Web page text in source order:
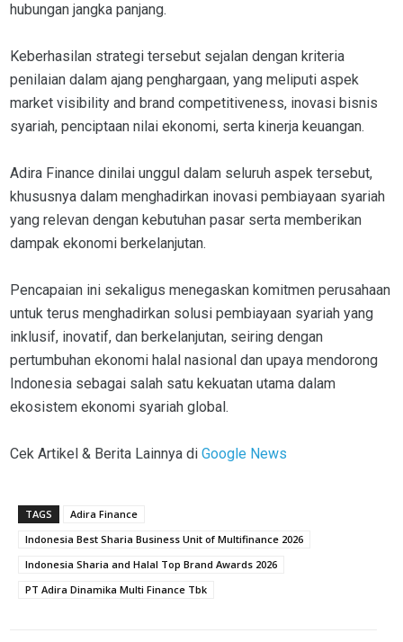
hubungan jangka panjang.
Keberhasilan strategi tersebut sejalan dengan kriteria
penilaian dalam ajang penghargaan, yang meliputi aspek
market visibility and brand competitiveness, inovasi bisnis
syariah, penciptaan nilai ekonomi, serta kinerja keuangan.
Adira Finance dinilai unggul dalam seluruh aspek tersebut,
khususnya dalam menghadirkan inovasi pembiayaan syariah
yang relevan dengan kebutuhan pasar serta memberikan
dampak ekonomi berkelanjutan.
Pencapaian ini sekaligus menegaskan komitmen perusahaan
untuk terus menghadirkan solusi pembiayaan syariah yang
inklusif, inovatif, dan berkelanjutan, seiring dengan
pertumbuhan ekonomi halal nasional dan upaya mendorong
Indonesia sebagai salah satu kekuatan utama dalam
ekosistem ekonomi syariah global.
Cek Artikel & Berita Lainnya di Google News
TAGS
Adira Finance
Indonesia Best Sharia Business Unit of Multifinance 2026
Indonesia Sharia and Halal Top Brand Awards 2026
PT Adira Dinamika Multi Finance Tbk